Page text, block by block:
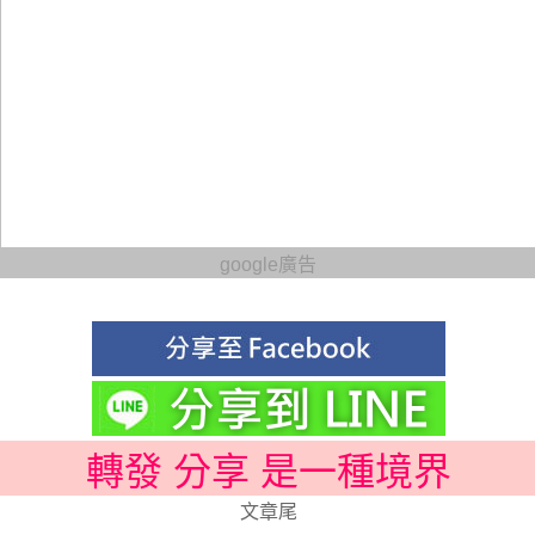
google廣告
轉發 分享 是一種境界
文章尾